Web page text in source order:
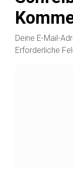
Deine E-Mail-
Erforderliche